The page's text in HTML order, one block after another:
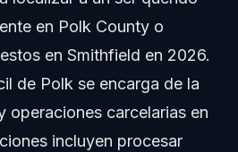
en Polk County o
en Smithfield en 2026.
de Polk se encarga de la
operaciones carcelarias en
incluyen procesar